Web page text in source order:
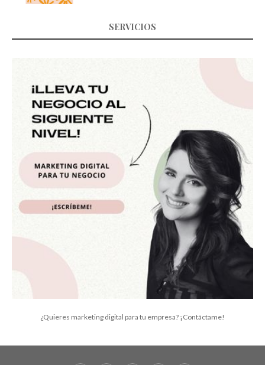
SERVICIOS
¿Quieres marketing digital para tu empresa? ¡Contáctame!